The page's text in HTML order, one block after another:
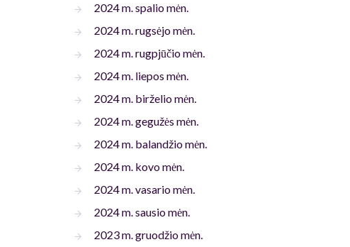
2024 m. spalio mėn.
2024 m. rugsėjo mėn.
2024 m. rugpjūčio mėn.
2024 m. liepos mėn.
2024 m. birželio mėn.
2024 m. gegužės mėn.
2024 m. balandžio mėn.
2024 m. kovo mėn.
2024 m. vasario mėn.
2024 m. sausio mėn.
2023 m. gruodžio mėn.